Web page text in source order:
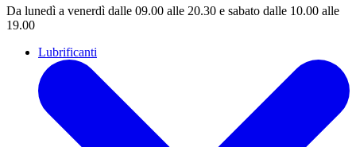
Da lunedì a venerdì dalle 09.00 alle 20.30 e sabato dalle 10.00 alle
19.00
Lubrificanti